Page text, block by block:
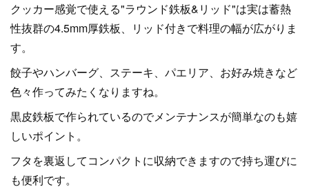
クッカー感覚で使える"ラウンド鉄板&リッド"は実は蓄熱
性抜群の4.5mm厚鉄板、リッド付きで料理の幅が広がりま
す。
餃子やハンバーグ、ステーキ、パエリア、お好み焼きなど
色々作ってみたくなりますね。
黒皮鉄板で作られているのでメンテナンスが簡単なのも嬉
しいポイント。
フタを裏返してコンパクトに収納できますので持ち運びに
も便利です。